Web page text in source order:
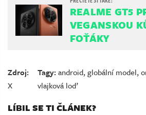
REALME GT5
VEGANSKOU
FOŤÁKY
Zdroj:
X
Tagy:android,globální model,
vlajková loď
LÍBIL SE TI ČLÁNEK?